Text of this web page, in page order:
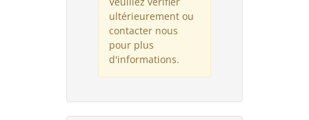
ultérieurement ou
contacter nous
pour plus
d'informations.